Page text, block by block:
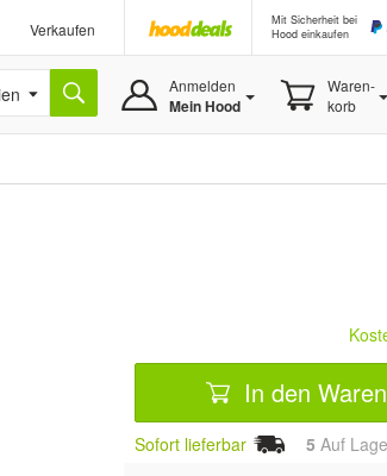
Verkaufen
Mit Sicherheit bei
Hood einkaufen
Anmelden
Mein Hood
Waren-
korb
In den
Sofort lieferbar 5 Auf